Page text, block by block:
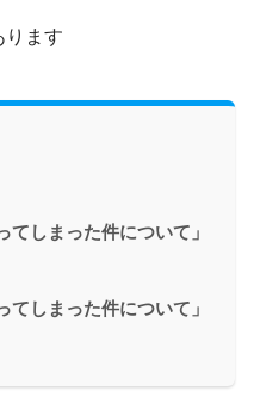
ります
しまった件について」
しまった件について」